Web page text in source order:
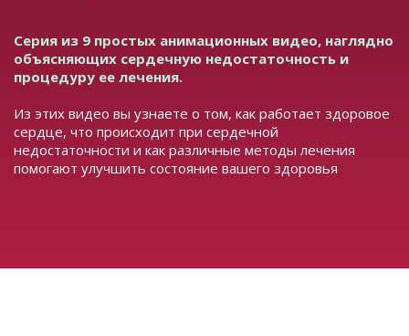
Серия из 9 простых анимационных видео, наглядно
объясняющих сердечную недостаточность и
процедуру ее лечения.
Из этих видео вы узнаете о том, как работает здоровое
сердце, что происходит при сердечной
недостаточности и как различные методы лечения
помогают улучшить состояние вашего здоровья